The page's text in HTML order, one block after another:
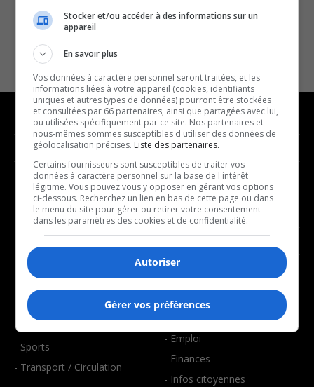
NOUVELLES
- Affaires municipales
- Communauté / Social
- Culture
- Économie
- Éducation
- Environnement
- Faits divers
- Santé et bien-être
- Sports
- Transport / Circulation
MUSIQUE
- Décompte franco
- Joué récemment
BALADOS
- Affaires
- Art de vivre
- Bien-être
- Emploi
- Finances
- Infos citoyennes
Stocker et/ou accéder à des informations sur un
appareil
En savoir plus
Vos données à caractère personnel seront traitées, et les
informations liées à votre appareil (cookies, identifiants
uniques et autres types de données) pourront être stockées
et consultées par 66 partenaires, ainsi que partagées avec lui,
ou utilisées spécifiquement par ce site. Nos partenaires et
nous-mêmes sommes susceptibles d'utiliser des données de
géolocalisation précises. Liste des partenaires.
Certains fournisseurs sont susceptibles de traiter vos
données à caractère personnel sur la base de l'intérêt
légitime. Vous pouvez vous y opposer en gérant vos options
ci-dessous. Recherchez un lien en bas de cette page ou dans
le menu du site pour gérer ou retirer votre consentement
dans les paramètres des cookies et de confidentialité.
Autoriser
Gérer vos préférences